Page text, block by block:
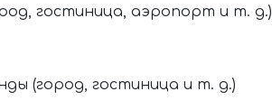
гостиница, аэропорт и т. д.)
(город, гостиница и т. д.)